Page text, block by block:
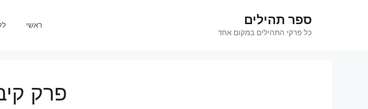
ספר תהילים
כל פרקי התהילים במקום אחד
ראשי
פרק